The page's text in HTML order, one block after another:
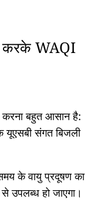
करके WAQI
करना बहुत आसान है:
संगत बिजली
के वायु प्रदूषण का
उपलब्ध हो जाएगा।